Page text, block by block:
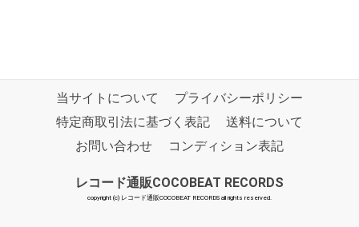
当サイトについて
プライバシーポリシー
特定商取引法に基づく表記
送料について
お問い合わせ
コンディション表記
レコード通販COCOBEAT RECORDS
copyright (c) レコード通販COCOBEAT RECORDS all rights reserved.